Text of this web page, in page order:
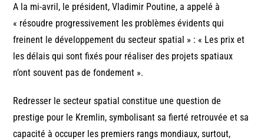
A la mi-avril, le président, Vladimir Poutine, a appelé à
« résoudre progressivement les problèmes évidents qui
freinent le développement du secteur spatial » : « Les prix et
les délais qui sont fixés pour réaliser des projets spatiaux
n’ont souvent pas de fondement ».
Redresser le secteur spatial constitue une question de
prestige pour le Kremlin, symbolisant sa fierté retrouvée et sa
capacité à occuper les premiers rangs mondiaux, surtout,